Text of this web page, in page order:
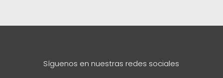
Síguenos en nuestras redes sociales